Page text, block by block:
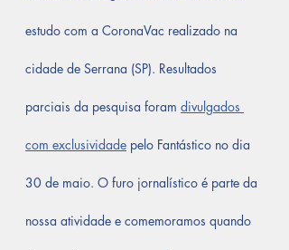
estudo com a CoronaVac realizado na
cidade de Serrana (SP). Resultados
parciais da pesquisa foram divulgados
com exclusividade pelo Fantástico no dia
30 de maio. O furo jornalístico é parte da
nossa atividade e comemoramos quando